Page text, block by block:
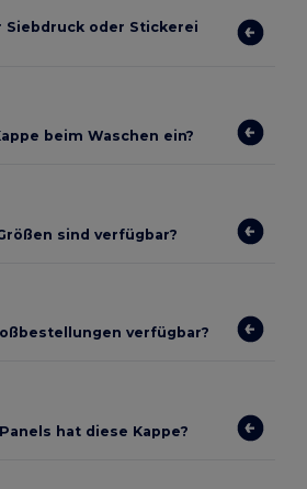
Siebdruck oder Stickerei
beim Waschen ein?
sind verfügbar?
verfügbar?
hat diese Kappe?